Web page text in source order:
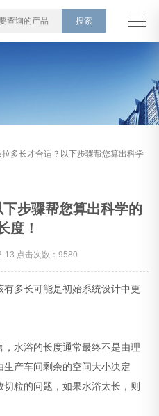
拉多长才合适？以下步骤帮您算出科学
步骤帮您算出科学的
度！
13 点击次数：9580
多长可能是初始系统设计中更
水浴的长度通常最终不是由理
产车间剩余的空间大小决定
粒的问题，如果水浴太长，则